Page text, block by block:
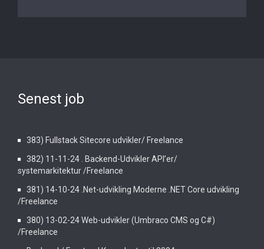
Senest job
383) Fullstack Sitecore udvikler/ Freelance
382) 11-11-24 . Backend-Udvikler API’er/
systemarkitektur /Freelance
381) 14-10-24 .Net-udvikling Moderne .NET Core udvikling
/Freelance
380) 13-02-24 Web-udvikler (Umbraco CMS og C#)
/Freelance